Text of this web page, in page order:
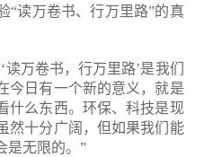
“读万卷书、行万里路”的真
万卷书，行万里路’是我们
今日有一个新的意义，就是
什么东西。环保、科技是现
然十分广阔，但如果我们能
是无限的。”